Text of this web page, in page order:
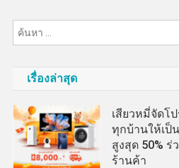
เรื่องล่าสุด
เสียวหมี่จัดโ
ทุกบ้านให้เป็
สูงสุด 50%
ร้านค้า